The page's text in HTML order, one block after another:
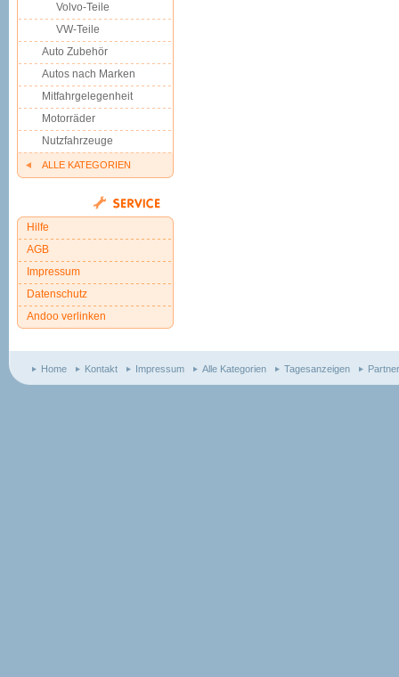
Volvo-Teile
VW-Teile
Auto Zubehör
Autos nach Marken
Mitfahrgelegenheit
Motorräder
Nutzfahrzeuge
ALLE KATEGORIEN
Hilfe
AGB
Impressum
Datenschutz
Andoo verlinken
Home Kontakt Impressum Alle Kategorien Tagesanzeigen Partner